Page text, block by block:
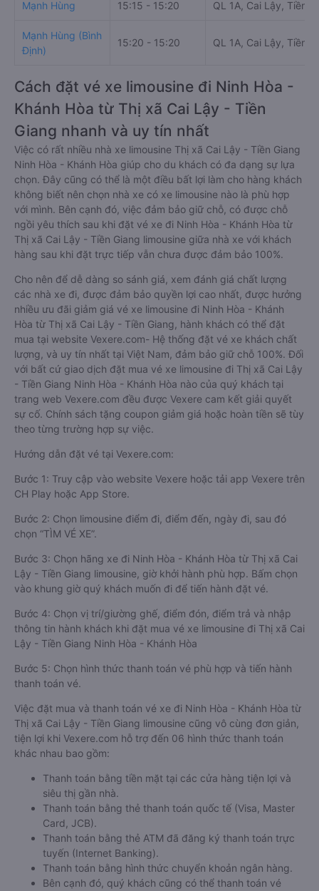
Mạnh Hùng 15:15 - 15:20 QL 1A, Cai Lậy, Tiền
Mạnh Hùng (Bình
Định)
15:20 - 15:20 QL 1A, Cai Lậy, Tiền
Cách đặt vé xe limousine đi Ninh Hòa -
Khánh Hòa từ Thị xã Cai Lậy - Tiền
Giang nhanh và uy tín nhất
Việc có rất nhiều nhà xe limousine Thị xã Cai Lậy - Tiền Giang
Ninh Hòa - Khánh Hòa giúp cho du khách có đa dạng sự lựa
chọn. Đây cũng có thể là một điều bất lợi làm cho hàng khách
không biết nên chọn nhà xe có xe limousine nào là phù hợp
với mình. Bên cạnh đó, việc đảm bảo giữ chỗ, có được chỗ
ngồi yêu thích sau khi đặt vé xe đi Ninh Hòa - Khánh Hòa từ
Thị xã Cai Lậy - Tiền Giang limousine giữa nhà xe với khách
hàng sau khi đặt trực tiếp vẫn chưa được đảm bảo 100%.
Cho nên để dễ dàng so sánh giá, xem đánh giá chất lượng
các nhà xe đi, được đảm bảo quyền lợi cao nhất, được hưởng
nhiều ưu đãi giảm giá vé xe limousine đi Ninh Hòa - Khánh
Hòa từ Thị xã Cai Lậy - Tiền Giang, hành khách có thể đặt
mua tại website Vexere.com- Hệ thống đặt vé xe khách chất
lượng, và uy tín nhất tại Việt Nam, đảm bảo giữ chỗ 100%. Đối
với bất cứ giao dịch đặt mua vé xe limousine đi Thị xã Cai Lậy
- Tiền Giang Ninh Hòa - Khánh Hòa nào của quý khách tại
trang web Vexere.com đều được Vexere cam kết giải quyết
sự cố. Chính sách tặng coupon giảm giá hoặc hoàn tiền sẽ tùy
theo từng trường hợp sự việc.
Hướng dẫn đặt vé tại Vexere.com:
Bước 1: Truy cập vào website Vexere hoặc tải app Vexere trên
CH Play hoặc App Store.
Bước 2: Chọn limousine điểm đi, điểm đến, ngày đi, sau đó
chọn “TÌM VÉ XE”.
Bước 3: Chọn hãng xe đi Ninh Hòa - Khánh Hòa từ Thị xã Cai
Lậy - Tiền Giang limousine, giờ khởi hành phù hợp. Bấm chọn
vào khung giờ quý khách muốn đi để tiến hành đặt vé.
Bước 4: Chọn vị trí/giường ghế, điểm đón, điểm trả và nhập
thông tin hành khách khi đặt mua vé xe limousine đi Thị xã Cai
Lậy - Tiền Giang Ninh Hòa - Khánh Hòa
Bước 5: Chọn hình thức thanh toán vé phù hợp và tiến hành
thanh toán vé.
Việc đặt mua và thanh toán vé xe đi Ninh Hòa - Khánh Hòa từ
Thị xã Cai Lậy - Tiền Giang limousine cũng vô cùng đơn giản,
tiện lợi khi Vexere.com hỗ trợ đến 06 hình thức thanh toán
khác nhau bao gồm:
Thanh toán bằng tiền mặt tại các cửa hàng tiện lợi và
siêu thị gần nhà.
Thanh toán bằng thẻ thanh toán quốc tế (Visa, Master
Card, JCB).
Thanh toán bằng thẻ ATM đã đăng ký thanh toán trực
tuyến (Internet Banking).
Thanh toán bằng hình thức chuyển khoản ngân hàng.
Bên cạnh đó, quý khách cũng có thể thanh toán vé